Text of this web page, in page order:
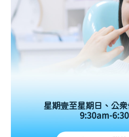
星期壹至星期日、公
9:30am-